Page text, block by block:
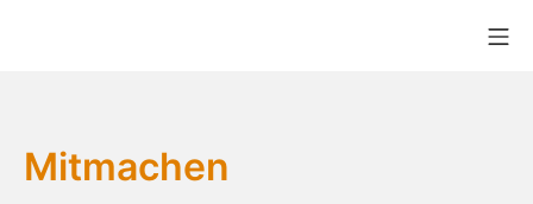
Bikekitchen München e.V.
Mitmachen